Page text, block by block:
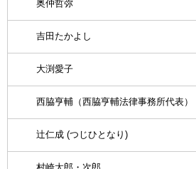
奥仲哲弥
吉田たかよし
大渕愛子
西脇亨輔（西脇亨輔法律事務所代表）
辻仁成 (つじひとなり)